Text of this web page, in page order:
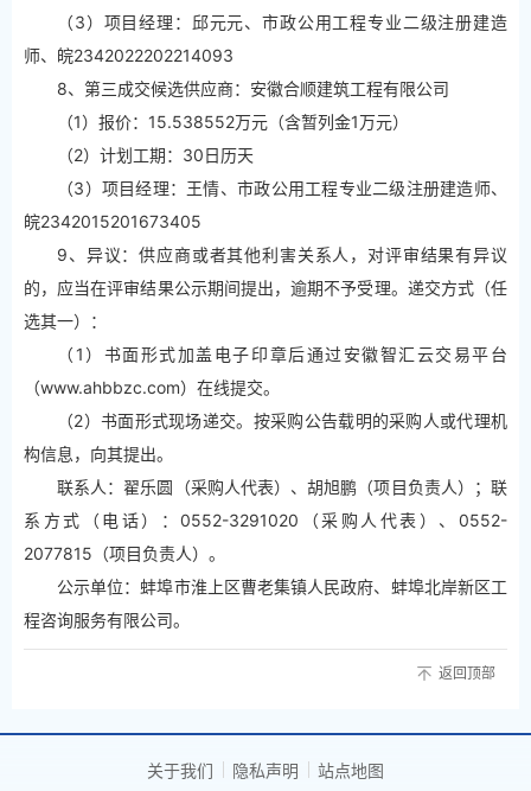
（3）项目经理：邱元元、市政公用工程专业二级注册建造
师、皖2342022202214093
8、第三成交候选供应商：安徽合顺建筑工程有限公司
（1）报价：15.538552万元（含暂列金1万元）
（2）计划工期：30日历天
（3）项目经理：王情、市政公用工程专业二级注册建造师、
皖2342015201673405
9、异议：供应商或者其他利害关系人，对评审结果有异议
的，应当在评审结果公示期间提出，逾期不予受理。递交方式（任
选其一）：
（1）书面形式加盖电子印章后通过安徽智汇云交易平台
（www.ahbbzc.com）在线提交。
（2）书面形式现场递交。按采购公告载明的采购人或代理机
构信息，向其提出。
联系人：翟乐圆（采购人代表）、胡旭鹏（项目负责人）；联
系方式（电话）：0552-3291020（采购人代表）、0552-
2077815（项目负责人）。
公示单位：蚌埠市淮上区曹老集镇人民政府、蚌埠北岸新区工
程咨询服务有限公司。
返回顶部
关于我们 隐私声明 站点地图